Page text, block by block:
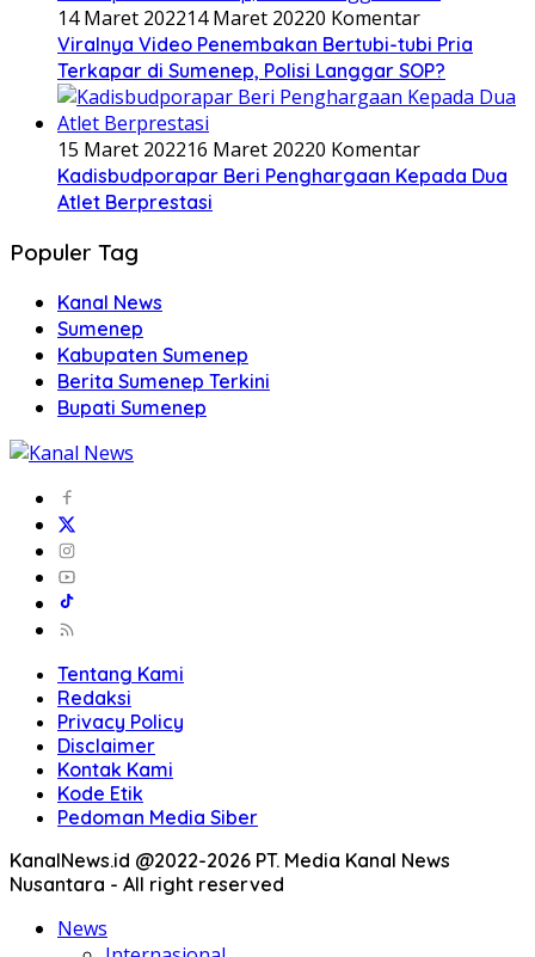
14 Maret 202214 Maret 20220 Komentar
Viralnya Video Penembakan Bertubi-tubi Pria
Terkapar di Sumenep, Polisi Langgar SOP?
15 Maret 202216 Maret 20220 Komentar
Kadisbudporapar Beri Penghargaan Kepada Dua
Atlet Berprestasi
Populer Tag
Kanal News
Sumenep
Kabupaten Sumenep
Berita Sumenep Terkini
Bupati Sumenep
Tentang Kami
Redaksi
Privacy Policy
Disclaimer
Kontak Kami
Kode Etik
Pedoman Media Siber
KanalNews.id @2022-2026 PT. Media Kanal News
Nusantara - All right reserved
News